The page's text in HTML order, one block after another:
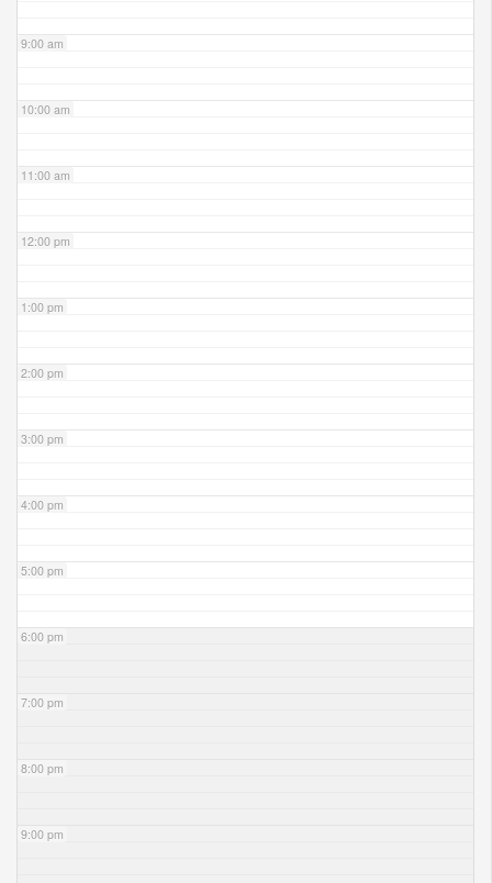
9:00 am
10:00 am
11:00 am
12:00 pm
1:00 pm
2:00 pm
3:00 pm
4:00 pm
5:00 pm
6:00 pm
7:00 pm
8:00 pm
9:00 pm